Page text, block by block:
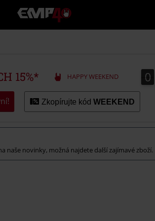
EMP
-
Hudba,
Merch
hráče,
Alternativní
15%* HAPPY WEEKEND 0
0
Zkopírujte kód WEEKEND
naše novinky, možná najdete další zajímavé zboží.